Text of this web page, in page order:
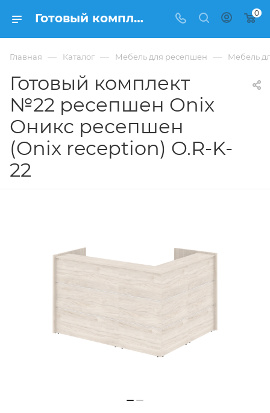
Готовый комплект №22 ресепшен Onix Оникс ресепшен (Onix reception) O.R-K-22 из ЛДСП купить в Москве, цена 60 523 ₽. - интернет-магазин ФРАНКОМ 0
Главная — Каталог — Мебель для ресепшен — Мебель
Готовый комплект
№22 ресепшен Onix
Оникс ресепшен
(Onix reception) O.R-K-
22